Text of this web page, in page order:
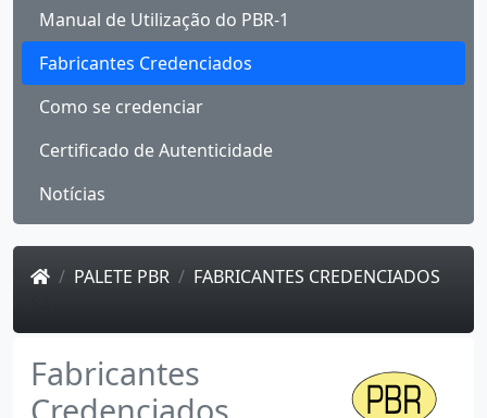
Manual de Utilização do PBR-1
Fabricantes Credenciados
Como se credenciar
Certificado de Autenticidade
Notícias
PALETE PBR
FABRICANTES CREDENCIADOS
Fabricantes